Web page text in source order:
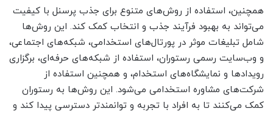
همچنین، استفاده از روش‌های متنوع برای جذب پرسنل با کیفیت
می‌تواند به بهبود فرآیند جذب و انتخاب کمک کند. این روش‌ها
شامل تبلیغات موثر در پورتال‌های استخدامی، شبکه‌های اجتماعی،
و وب‌سایت رسمی رستوران، استفاده از شبکه‌های حرفه‌ای، برگزاری
رویدادها و نمایشگاه‌های استخدام، و همچنین استفاده از
شرکت‌های مشاوره استخدامی می‌شود. این روش‌ها به رستوران
کمک می‌کنند تا به افراد با تجربه و توانمندتر دسترسی پیدا کند و